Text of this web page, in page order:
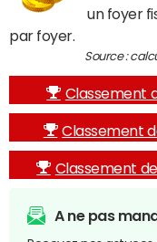
un foyer
par foyer.
Source :
Classement
Classement
Classement
A ne pas